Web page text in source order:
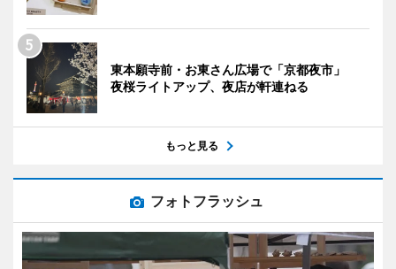
東本願寺前・お東さん広場で「京都夜市」
夜桜ライトアップ、夜店が軒連ねる
もっと見る
フォトフラッシュ